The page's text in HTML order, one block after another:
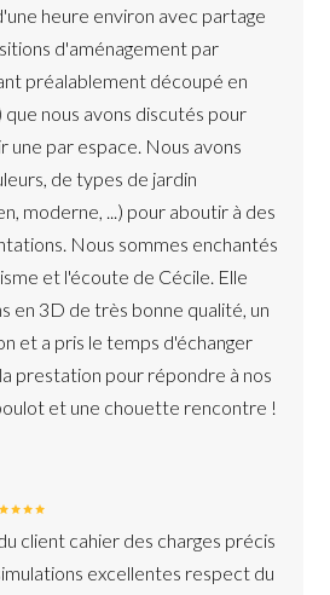
heure environ avec partage
d'aménagement par
préalablement découpé en
nous avons discutés pour
une par espace. Nous avons
de types de jardin
moderne, ...) pour aboutir à des
Nous sommes enchantés
et l'écoute de Cécile. Elle
en 3D de très bonne qualité, un
et a pris le temps d'échanger
prestation pour répondre à nos
et une chouette rencontre !
client cahier des charges précis
excellentes respect du